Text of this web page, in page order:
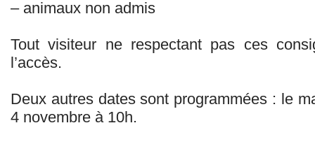
– animaux non admis
Tout visiteur ne respectant pas ces
l’accès.
Deux autres dates sont programmées : le
4 novembre à 10h.